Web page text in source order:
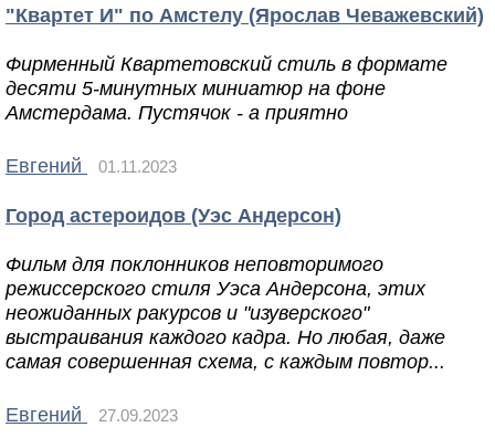
"Квартет И" по Амстелу (Ярослав Чеважевский)
Фирменный Квартетовский стиль в формате
десяти 5-минутных миниатюр на фоне
Амстердама. Пустячок - а приятно
Евгений 01.11.2023
Город астероидов (Уэс Андерсон)
Фильм для поклонников неповторимого
режиссерского стиля Уэса Андерсона, этих
неожиданных ракурсов и "изуверского"
выстраивания каждого кадра. Но любая, даже
самая совершенная схема, с каждым повтор...
Евгений 27.09.2023